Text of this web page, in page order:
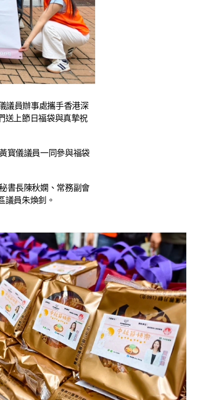
員辦事處攜手香港深
送上節日福袋與真摯祝
儀議員一同參與福袋
書長陳秋嫻、常務副會
議員朱煥釗。